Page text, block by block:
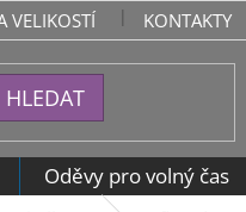
VELIKOSTÍ KONTAKTY
HLEDAT
Oděvy pro volný čas